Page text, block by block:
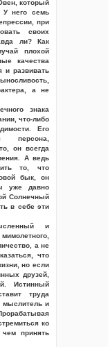
который
У него семь
при
своих
ли? Как
плохой
качества
и развивать
а не
знака
что-либо
Его
персона,
он всегда
А ведь
то, что
бык, он
уже давно
Солнечный
в себе эти
и
а не
что
но если
друзей,
Истинный
труда
мыслитель и
ко
принять